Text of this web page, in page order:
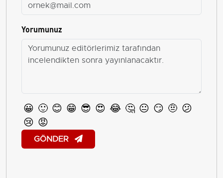
Yorumunuz
😀 🙂 😊 😁 😎 😍 😂 🤔 😐 😏 🤨 😕
😢 😡
GÖNDER